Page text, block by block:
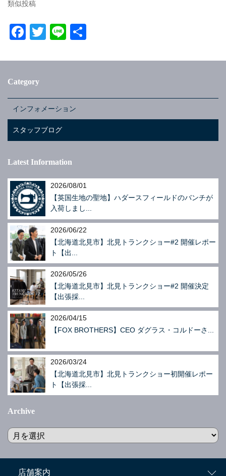
類似投稿
F
c
e
b
o
o
k
T
tt
Li
e
Category
インフォメーション
スタッフブログ
Latest Information
2026/08/01
【英国生地の聖地】ハダースフィールドのバンチが
入荷しまし...
2026/06/22
【北海道北見市】北見トランクショー#2 開催レポー
ト【出...
2026/05/26
【北海道北見市】北見トランクショー#2 開催決定
【出張採...
2026/04/15
【FOX BROTHERS】CEO ダグラス・コルドーさ...
2026/03/24
【北海道北見市】北見トランクショー初開催レポー
ト【出張採...
Archive
店舗案内